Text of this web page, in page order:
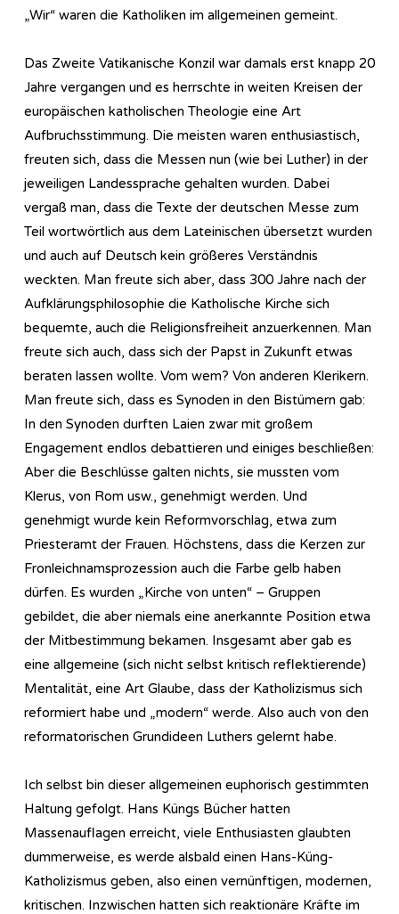
„Wir“ waren die Katholiken im allgemeinen gemeint.
Das Zweite Vatikanische Konzil war damals erst knapp 20
Jahre vergangen und es herrschte in weiten Kreisen der
europäischen katholischen Theologie eine Art
Aufbruchsstimmung. Die meisten waren enthusiastisch,
freuten sich, dass die Messen nun (wie bei Luther) in der
jeweiligen Landessprache gehalten wurden. Dabei
vergaß man, dass die Texte der deutschen Messe zum
Teil wortwörtlich aus dem Lateinischen übersetzt wurden
und auch auf Deutsch kein größeres Verständnis
weckten. Man freute sich aber, dass 300 Jahre nach der
Aufklärungsphilosophie die Katholische Kirche sich
bequemte, auch die Religionsfreiheit anzuerkennen. Man
freute sich auch, dass sich der Papst in Zukunft etwas
beraten lassen wollte. Vom wem? Von anderen Klerikern.
Man freute sich, dass es Synoden in den Bistümern gab:
In den Synoden durften Laien zwar mit großem
Engagement endlos debattieren und einiges beschließen:
Aber die Beschlüsse galten nichts, sie mussten vom
Klerus, von Rom usw., genehmigt werden. Und
genehmigt wurde kein Reformvorschlag, etwa zum
Priesteramt der Frauen. Höchstens, dass die Kerzen zur
Fronleichnamsprozession auch die Farbe gelb haben
dürfen. Es wurden „Kirche von unten“ – Gruppen
gebildet, die aber niemals eine anerkannte Position etwa
der Mitbestimmung bekamen. Insgesamt aber gab es
eine allgemeine (sich nicht selbst kritisch reflektierende)
Mentalität, eine Art Glaube, dass der Katholizismus sich
reformiert habe und „modern“ werde. Also auch von den
reformatorischen Grundideen Luthers gelernt habe.
Ich selbst bin dieser allgemeinen euphorisch gestimmten
Haltung gefolgt. Hans Küngs Bücher hatten
Massenauflagen erreicht, viele Enthusiasten glaubten
dummerweise, es werde alsbald einen Hans-Küng-
Katholizismus geben, also einen vernünftigen, modernen,
kritischen. Inzwischen hatten sich reaktionäre Kräfte im